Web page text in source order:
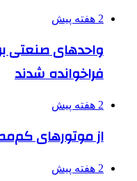
2 هفته پیش
واحدهای صنعتی
فراخوانده شدند
2 هفته پیش
از موتورهای
2 هفته پیش